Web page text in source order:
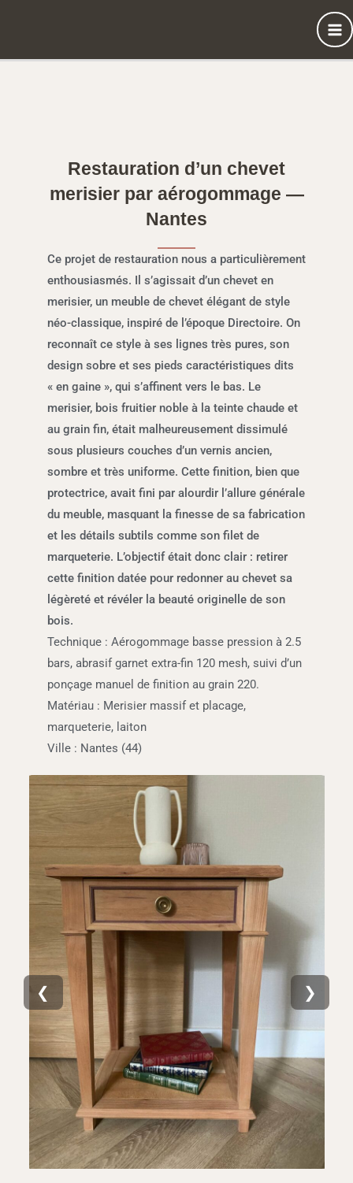
Restauration d’un chevet
merisier par aérogommage —
Nantes
Ce projet de restauration nous a particulièrement
enthousiasmés. Il s’agissait d’un chevet en
merisier, un meuble de chevet élégant de style
néo-classique, inspiré de l’époque Directoire. On
reconnaît ce style à ses lignes très pures, son
design sobre et ses pieds caractéristiques dits
« en gaine », qui s’affinent vers le bas. Le
merisier, bois fruitier noble à la teinte chaude et
au grain fin, était malheureusement dissimulé
sous plusieurs couches d’un vernis ancien,
sombre et très uniforme. Cette finition, bien que
protectrice, avait fini par alourdir l’allure générale
du meuble, masquant la finesse de sa fabrication
et les détails subtils comme son filet de
marqueterie. L’objectif était donc clair : retirer
cette finition datée pour redonner au chevet sa
légèreté et révéler la beauté originelle de son
bois.
Technique : Aérogommage basse pression à 2.5
bars, abrasif garnet extra-fin 120 mesh, suivi d’un
ponçage manuel de finition au grain 220.
Matériau : Merisier massif et placage,
marqueterie, laiton
Ville : Nantes (44)
❮ ❯